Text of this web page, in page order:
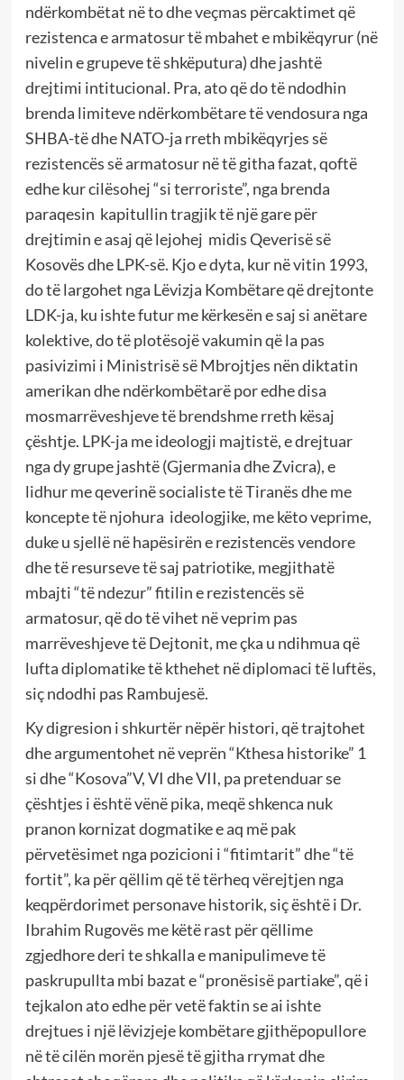
ndërkombëtat në to dhe veçmas përcaktimet që
rezistenca e armatosur të mbahet e mbikëqyrur (në
nivelin e grupeve të shkëputura) dhe jashtë
drejtimi intitucional. Pra, ato që do të ndodhin
brenda limiteve ndërkombëtare të vendosura nga
SHBA-të dhe NATO-ja rreth mbikëqyrjes së
rezistencës së armatosur në të githa fazat, qoftë
edhe kur cilësohej “si terroriste”, nga brenda
paraqesin kapitullin tragjik të një gare për
drejtimin e asaj që lejohej midis Qeverisë së
Kosovës dhe LPK-së. Kjo e dyta, kur në vitin 1993,
do të largohet nga Lëvizja Kombëtare që drejtonte
LDK-ja, ku ishte futur me kërkesën e saj si anëtare
kolektive, do të plotësojë vakumin që la pas
pasivizimi i Ministrisë së Mbrojtjes nën diktatin
amerikan dhe ndërkombëtarë por edhe disa
mosmarrëveshjeve të brendshme rreth kësaj
çështje. LPK-ja me ideologji majtistë, e drejtuar
nga dy grupe jashtë (Gjermania dhe Zvicra), e
lidhur me qeverinë socialiste të Tiranës dhe me
koncepte të njohura ideologjike, me këto veprime,
duke u sjellë në hapësirën e rezistencës vendore
dhe të resurseve të saj patriotike, megjithatë
mbajti “të ndezur” fitilin e rezistencës së
armatosur, që do të vihet në veprim pas
marrëveshjeve të Dejtonit, me çka u ndihmua që
lufta diplomatike të kthehet në diplomaci të luftës,
siç ndodhi pas Rambujesë.
Ky digresion i shkurtër nëpër histori, që trajtohet
dhe argumentohet në veprën “Kthesa historike” 1
si dhe “Kosova”V, VI dhe VII, pa pretenduar se
çështjes i është vënë pika, meqë shkenca nuk
pranon kornizat dogmatike e aq më pak
përvetësimet nga pozicioni i “fitimtarit” dhe “të
fortit”, ka për qëllim që të tërheq vërejtjen nga
keqpërdorimet personave historik, siç është i Dr.
Ibrahim Rugovës me këtë rast për qëllime
zgjedhore deri te shkalla e manipulimeve të
paskrupullta mbi bazat e “pronësisë partiake”, që i
tejkalon ato edhe për vetë faktin se ai ishte
drejtues i një lëvizjeje kombëtare gjithëpopullore
në të cilën morën pjesë të gjitha rrymat dhe